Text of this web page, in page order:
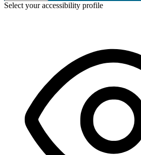
Select your accessibility profile